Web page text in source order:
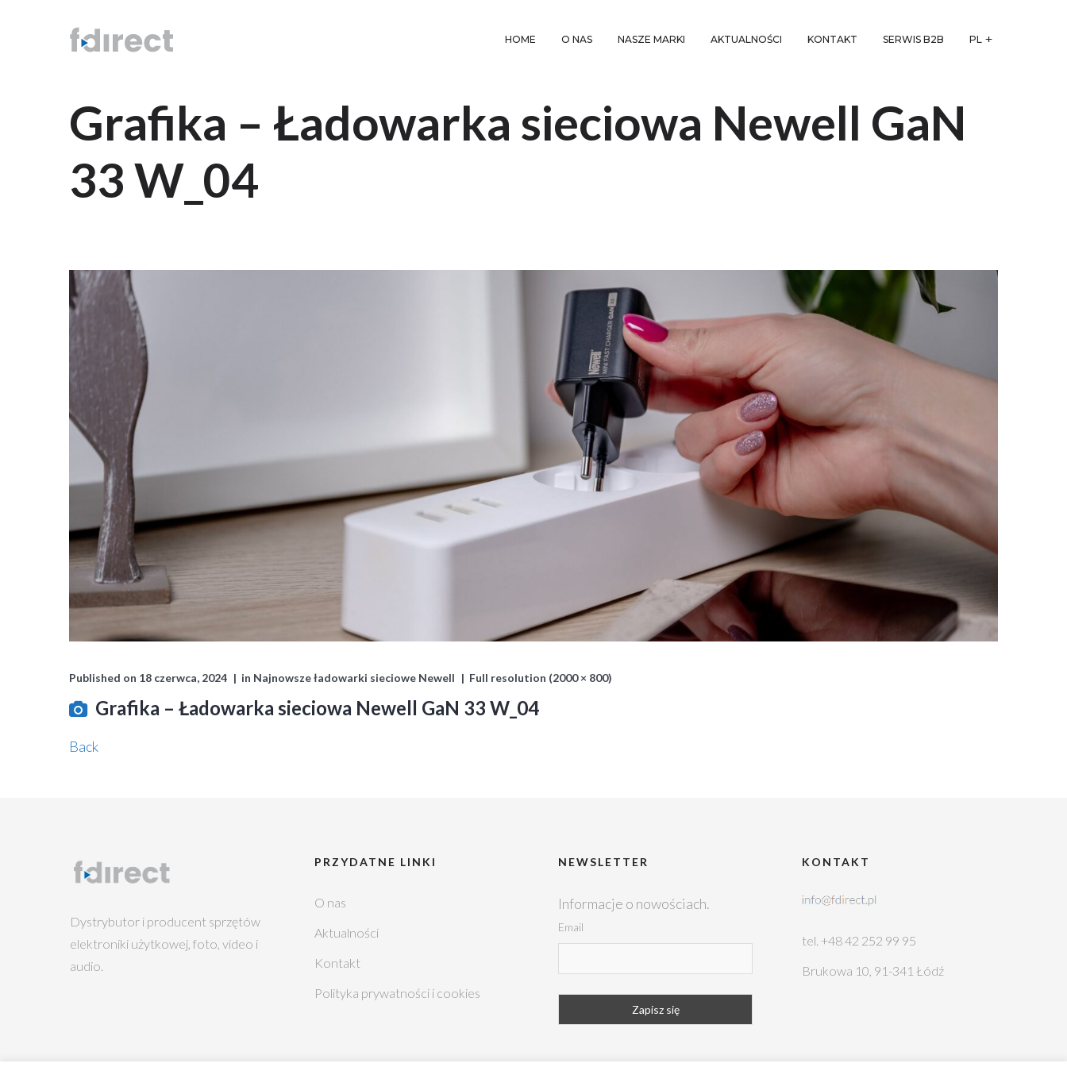
HOME O NAS NASZE MARKI AKTUALNOŚCI KONTAKT SERWIS B2B PL
Grafika – Ładowarka sieciowa Newell GaN
33 W_04
Published on 18 czerwca, 2024 in Najnowsze ładowarki sieciowe Newell Full resolution (2000 × 800)
Grafika – Ładowarka sieciowa Newell GaN 33 W_04
Back
Dystrybutor i producent sprzętów
elektroniki użytkowej, foto, video i
audio.
PRZYDATNE LINKI
O nas
Aktualności
Kontakt
Polityka prywatności i cookies
NEWSLETTER
Informacje o nowościach.
Email
KONTAKT
tel. +48 42 252 99 95
Brukowa 10, 91-341 Łódź